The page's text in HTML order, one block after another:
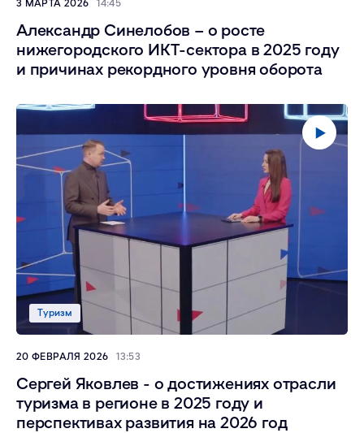
Александр Синелобов – о росте
нижегородского ИКТ-сектора в 2025 году
и причинах рекордного уровня оборота
3 МАРТА 2026 14:45
Сергей Яковлев - о достижениях отрасли
туризма в регионе в 2025 году и
перспективах развития на 2026 год
Туризм
20 ФЕВРАЛЯ 2026 13:53